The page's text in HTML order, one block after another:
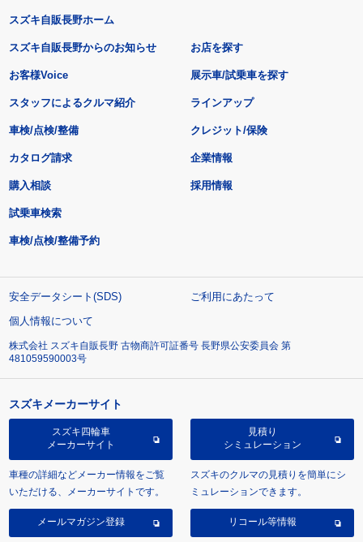
スズキ自販長野ホーム
スズキ自販長野からのお知らせ
お客様Voice
スタッフによるクルマ紹介
お店を探す
展示車/試乗車を探す
ラインアップ
車検/点検/整備 クレジット/保険
カタログ請求
購入相談
試乗車検索
車検/点検/整備予約
企業情報
採用情報
安全データシート(SDS)
ご利用にあたって
個人情報について
株式会社 スズキ自販長野 古物商許可証番号 長野県公安委員会 第
481059590003号
スズキメーカーサイト
スズキ四輪車
メーカーサイト
車種の詳細などメーカー情報をご覧
いただける、メーカーサイトです。
見積り
シミュレーション
スズキのクルマの見積りを簡単にシ
ミュレーションできます。
メールマガジン登録 リコール等情報